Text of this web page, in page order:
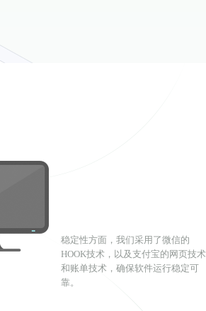
稳定性方面，我们采用了微信的
HOOK技术，以及支付宝的网页技术
和账单技术，确保软件运行稳定可
靠。